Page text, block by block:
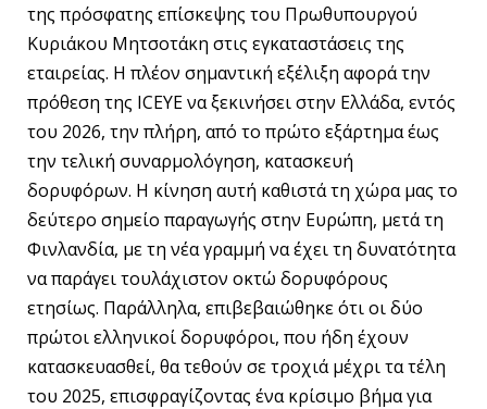
της πρόσφατης επίσκεψης του Πρωθυπουργού
Κυριάκου Μητσοτάκη στις εγκαταστάσεις της
εταιρείας. Η πλέον σημαντική εξέλιξη αφορά την
πρόθεση της ICEYE να ξεκινήσει στην Ελλάδα, εντός
του 2026, την πλήρη, από το πρώτο εξάρτημα έως
την τελική συναρμολόγηση, κατασκευή
δορυφόρων. Η κίνηση αυτή καθιστά τη χώρα μας το
δεύτερο σημείο παραγωγής στην Ευρώπη, μετά τη
Φινλανδία, με τη νέα γραμμή να έχει τη δυνατότητα
να παράγει τουλάχιστον οκτώ δορυφόρους
ετησίως. Παράλληλα, επιβεβαιώθηκε ότι οι δύο
πρώτοι ελληνικοί δορυφόροι, που ήδη έχουν
κατασκευασθεί, θα τεθούν σε τροχιά μέχρι τα τέλη
του 2025, επισφραγίζοντας ένα κρίσιμο βήμα για